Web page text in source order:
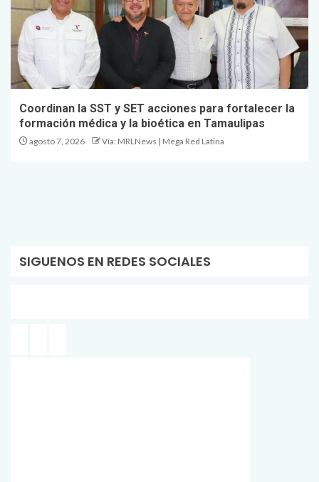
Coordinan la SST y SET acciones para fortalecer la
formación médica y la bioética en Tamaulipas
agosto 7, 2026 Vía: MRLNews | Mega Red Latina
SIGUENOS EN REDES SOCIALES